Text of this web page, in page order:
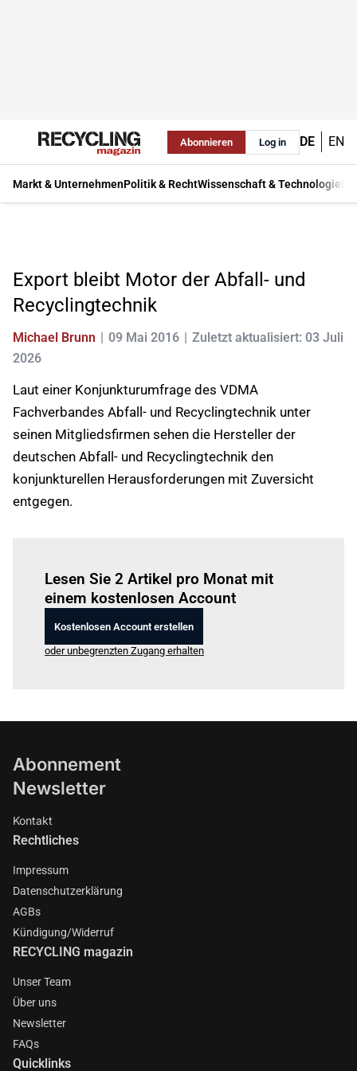
Abonnieren Log in DE EN
Markt & UnternehmenPolitik & RechtWissenschaft & Technologie
Export bleibt Motor der Abfall- und
Recyclingtechnik
Michael Brunn 09 Mai 2016
Zuletzt aktualisiert: 03 Juli
2026
Laut einer Konjunkturumfrage des VDMA
Fachverbandes Abfall- und Recyclingtechnik unter
seinen Mitgliedsfirmen sehen die Hersteller der
deutschen Abfall- und Recyclingtechnik den
konjunkturellen Herausforderungen mit Zuversicht
entgegen.
Lesen Sie 2 Artikel pro Monat mit
einem kostenlosen Account
Kostenlosen Account erstellen
oder unbegrenzten Zugang erhalten
Abonnement
Newsletter
Kontakt
Rechtliches
Impressum
Datenschutzerklärung
AGBs
Kündigung/Widerruf
RECYCLING magazin
Unser Team
Über uns
Newsletter
FAQs
Quicklinks